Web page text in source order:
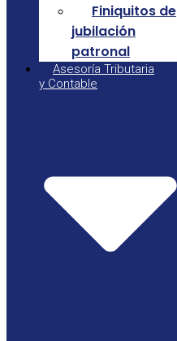
Finiquitos de
jubilación
patronal
Asesoría Tributaria
y Contable